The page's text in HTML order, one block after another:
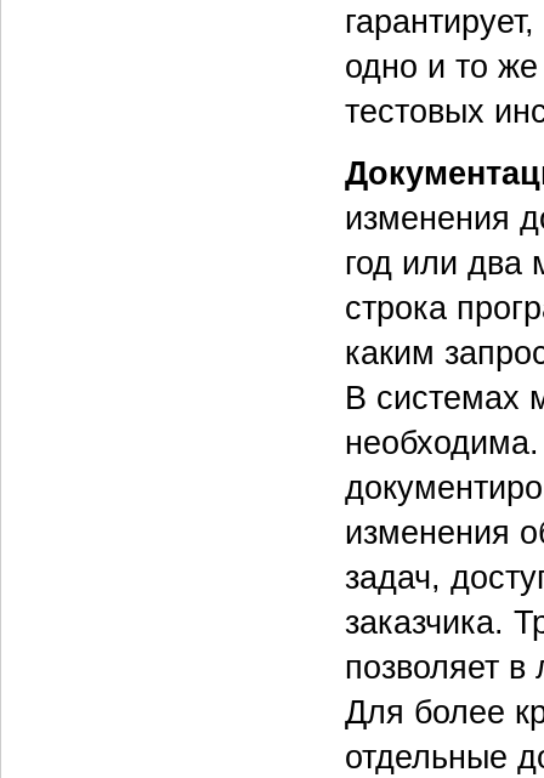
одно и то
тестовых
изменения
год или два
строка
каким
В системах
изменения
задач,
заказчика.
позволяет
Для более
отдельные